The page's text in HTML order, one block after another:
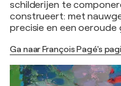
schilderijen te
construeert: met
precisie en een oeroude
Ga naar François Pagé's